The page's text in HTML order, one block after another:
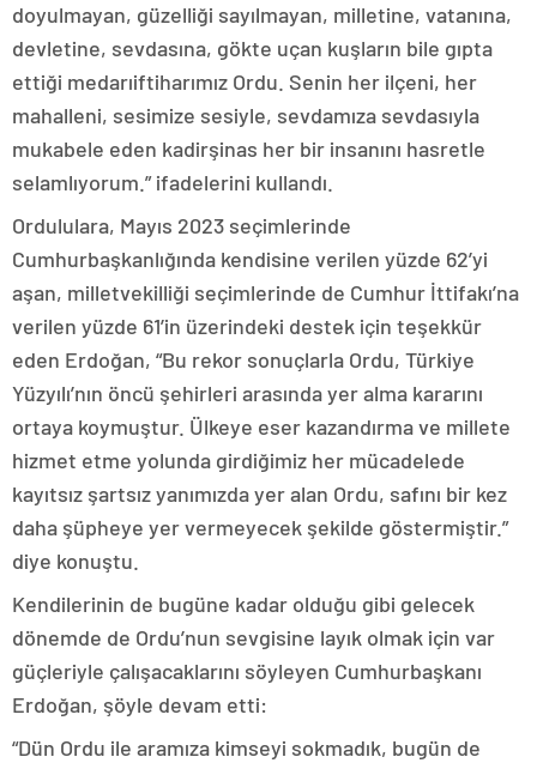
doyulmayan, güzelliği sayılmayan, milletine, vatanına,
devletine, sevdasına, gökte uçan kuşların bile gıpta
ettiği medarıiftiharımız Ordu. Senin her ilçeni, her
mahalleni, sesimize sesiyle, sevdamıza sevdasıyla
mukabele eden kadirşinas her bir insanını hasretle
selamlıyorum.” ifadelerini kullandı.
Ordululara, Mayıs 2023 seçimlerinde
Cumhurbaşkanlığında kendisine verilen yüzde 62’yi
aşan, milletvekilliği seçimlerinde de Cumhur İttifakı’na
verilen yüzde 61’in üzerindeki destek için teşekkür
eden Erdoğan, “Bu rekor sonuçlarla Ordu, Türkiye
Yüzyılı’nın öncü şehirleri arasında yer alma kararını
ortaya koymuştur. Ülkeye eser kazandırma ve millete
hizmet etme yolunda girdiğimiz her mücadelede
kayıtsız şartsız yanımızda yer alan Ordu, safını bir kez
daha şüpheye yer vermeyecek şekilde göstermiştir.”
diye konuştu.
Kendilerinin de bugüne kadar olduğu gibi gelecek
dönemde de Ordu’nun sevgisine layık olmak için var
güçleriyle çalışacaklarını söyleyen Cumhurbaşkanı
Erdoğan, şöyle devam etti:
“Dün Ordu ile aramıza kimseyi sokmadık, bugün de